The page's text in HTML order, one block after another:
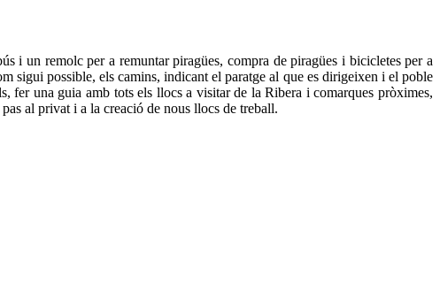
i un remolc per a remuntar piragües, compra de piragües i bicicletes per a
sigui possible, els camins, indicant el paratge al que es dirigeixen i el poble
fer una guia amb tots els llocs a visitar de la Ribera i comarques pròximes,
al privat i a la creació de nous llocs de treball.